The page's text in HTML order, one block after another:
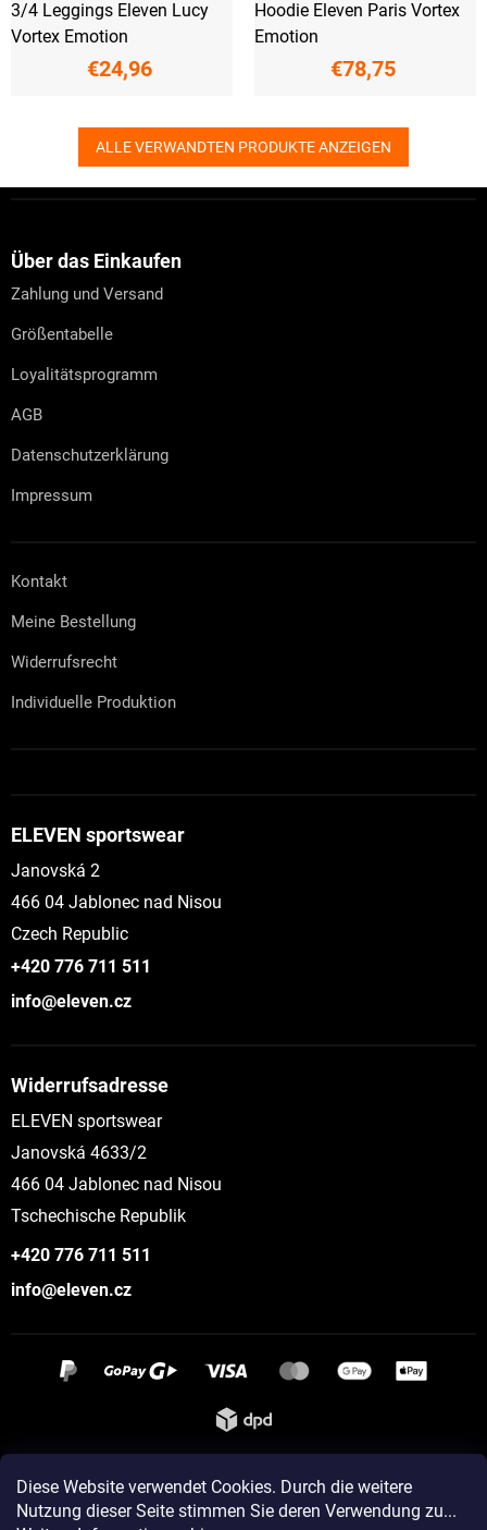
Diese Website verwendet Cookies. Durch die weitere
Nutzung dieser Seite stimmen Sie deren Verwendung zu...
3/4 Leggings Eleven Lucy
Vortex Emotion
€24,96
Hoodie Eleven Paris Vortex
Emotion
€78,75
ALLE VERWANDTEN PRODUKTE ANZEIGEN
Über das Einkaufen
Zahlung und Versand
Größentabelle
Loyalitätsprogramm
AGB
Datenschutzerklärung
Impressum
Kontakt
Meine Bestellung
Widerrufsrecht
Individuelle Produktion
ELEVEN sportswear
Janovská 2
466 04 Jablonec nad Nisou
Czech Republic
+420 776 711 511
info@eleven.cz
Widerrufsadresse
ELEVEN sportswear
Janovská 4633/2
466 04 Jablonec nad Nisou
Tschechische Republik
+420 776 711 511
info@eleven.cz
Instagram